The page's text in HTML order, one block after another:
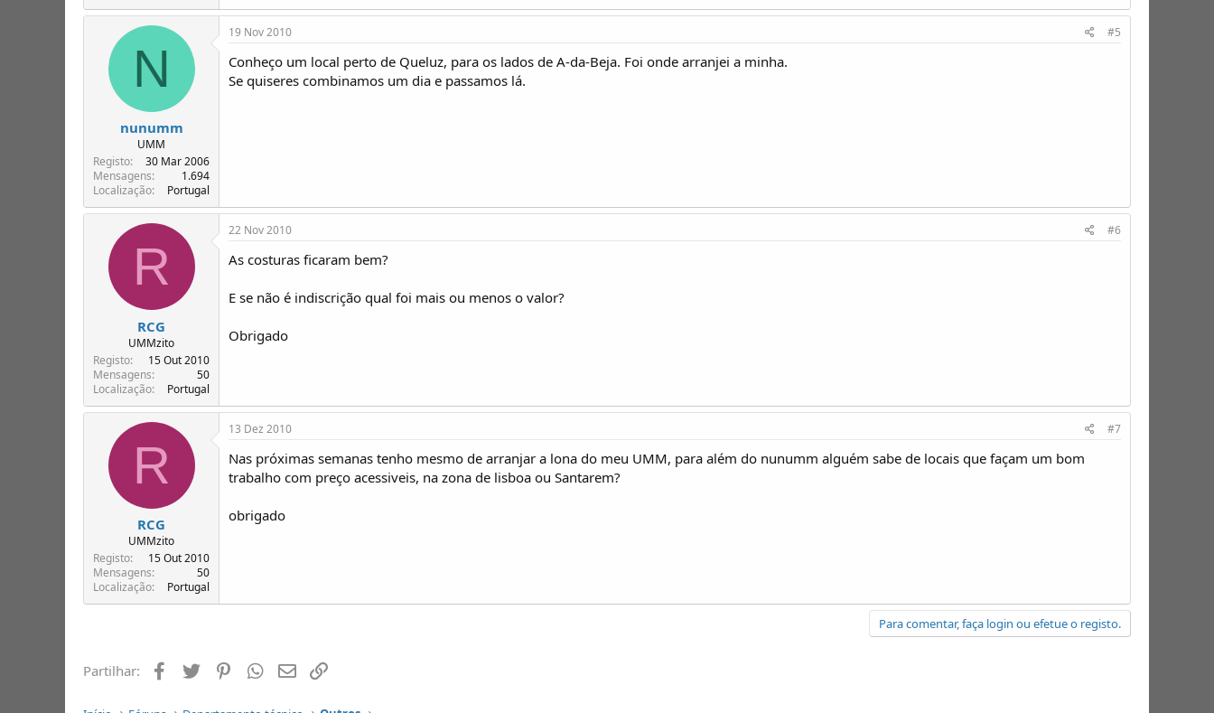
N
nunumm
UMM
Registo
30 Mar 2006
Mensagens
1.694
Localização
Portugal
19 Nov 2010 #5
Conheço um local perto de Queluz, para os lados de A-da-Beja. Foi onde arranjei a minha.
Se quiseres combinamos um dia e passamos lá.
R
RCG
UMMzito
Registo
15 Out 2010
Mensagens
50
Localização
Portugal
22 Nov 2010 #6
As costuras ficaram bem?
E se não é indiscrição qual foi mais ou menos o valor?
Obrigado
R
RCG
UMMzito
Registo
15 Out 2010
Mensagens
50
Localização
Portugal
13 Dez 2010 #7
Nas próximas semanas tenho mesmo de arranjar a lona do meu UMM, para além do nunumm alguém sabe de locais que façam um bom
trabalho com preço acessiveis, na zona de lisboa ou Santarem?
obrigado
Para comentar, faça login ou efetue o registo.
Partilhar: Facebook
Twitter PinterestWhatsapp
Email